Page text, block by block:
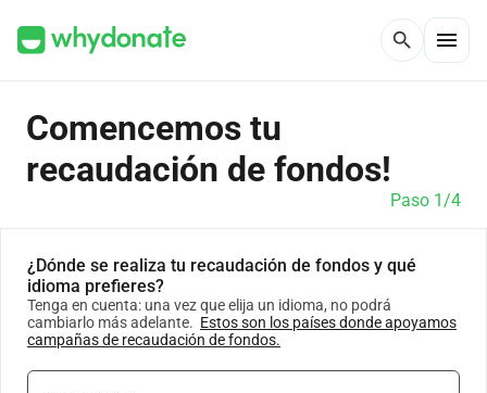
search menu
Comencemos tu
recaudación de fondos!
Paso 1/4
¿Dónde se realiza tu recaudación de fondos y qué
idioma prefieres?
Tenga en cuenta: una vez que elija un idioma, no podrá
cambiarlo más adelante. Estos son los países donde apoyamos
campañas de recaudación de fondos.